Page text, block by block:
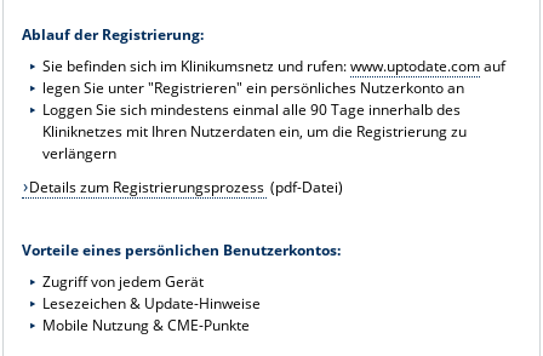
Ablauf der Registrierung:
Sie befinden sich im Klinikumsnetz und rufen:www.uptodate.comauf
legen Sie unter "Registrieren" ein persönliches Nutzerkonto an
Loggen Sie sich mindestens einmal alle 90 Tage innerhalb des
Kliniknetzes mit Ihren Nutzerdaten ein, um die Registrierung zu
verlängern
Details zum Registrierungsprozess (pdf-Datei)
Vorteile eines persönlichen Benutzerkontos:
Zugriff von jedem Gerät
Lesezeichen & Update-Hinweise
Mobile Nutzung & CME-Punkte